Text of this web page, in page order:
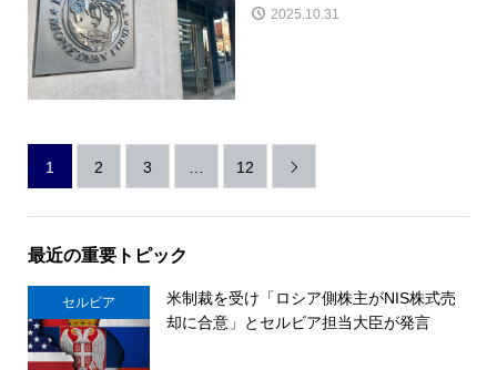
2025.10.31
1 2 3 12 
最近の重要トピック
セルビア
米制裁を受け「ロシア側株主がNIS株式売
却に合意」とセルビア担当大臣が発言